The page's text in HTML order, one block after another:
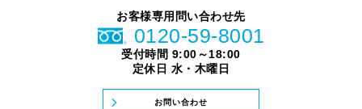
お客様専用問い合わせ先
0120-59-8001
受付時間 9:00～18:00
定休日 水・木曜日
お問い合わせ